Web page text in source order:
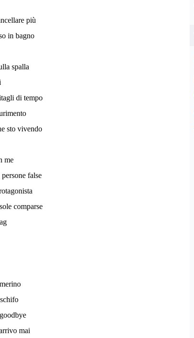
più
in bagno
spalla
di tempo
sto vivendo
me
false
comparse
mai